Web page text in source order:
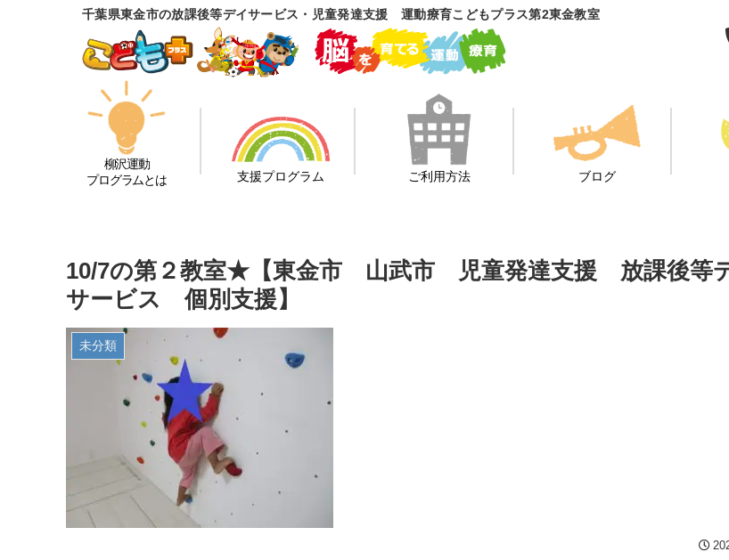
千葉県東金市の放課後等デイサービス・児童発達支援 運動療育こどもプラス第2東金教室
柳沢運動
プログラムとは
支援プログラム ご利用方法 ブログ
10/7の第２教室★【東金市 山武市 児童発達支援 放課後等
サービス 個別支援】
未分類